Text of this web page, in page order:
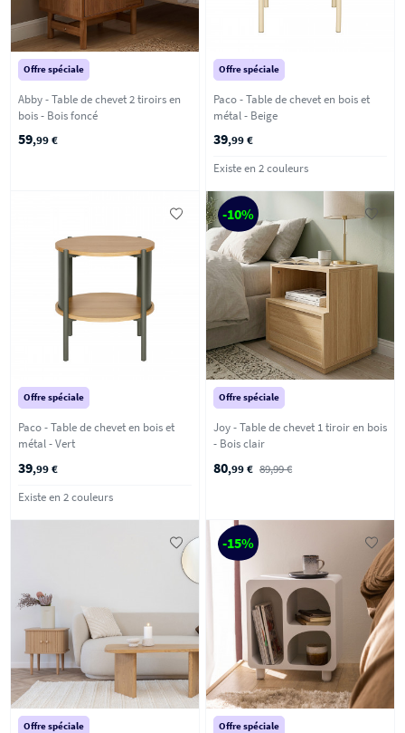
Offre spéciale
Abby - Table de chevet 2 tiroirs en
bois - Bois foncé
59,99 €
Offre spéciale
Paco - Table de chevet en bois et
métal - Beige
39,99 €
Existe en 2 couleurs
Offre spéciale
Paco - Table de chevet en bois et
métal - Vert
39,99 €
Existe en 2 couleurs
-10%
Offre spéciale
Joy - Table de chevet 1 tiroir en bois
- Bois clair
80,99 € 89,99 €
Offre spéciale
-15%
Offre spéciale